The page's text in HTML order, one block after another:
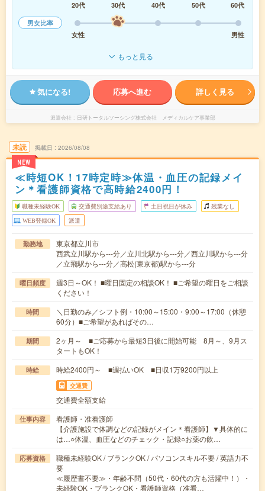
20代
30代 40代 50代
60代
男女比率
女性
男性
もっと見る
気になる! 応募へ進む 詳しく見る
派遣会社 日研トータルソーシング株式会社 メディカルケア事業部
未読
NEW
掲載日 2026/08/08
≪時短OK！17時定時≫体温・血圧の記録メイ
ン＊看護師資格で高時給2400円！
職種未経験OK 交通費別途支給あり 土日祝日が休み 残業なし
WEB登録OK 派遣
勤務地
東京都立川市
西武立川駅から---分／立川北駅から---分／西立川駅から---分
／立飛駅から---分／高松(東京都)駅から---分
曜日頻度
週3日～OK！ ■曜日固定の相談OK！ ■ご希望の曜日をご相談
ください！
時間
＼日勤のみ／シフト例・10:00～15:00・9:00～17:00（休憩
60分）■ご希望があればその…
期間
2ヶ月～ ■ご応募から最短3日後に開始可能 8月～、9月ス
タートもOK！
時給 時給2400円～ ■週払いOK ■日収1万9200円以上
交通費
交通費全額支給
仕事内容
看護師・准看護師
【介護施設で体調などの記録がメイン＊看護師】▼具体的に
は…○体温、血圧などのチェック・記録○お薬の飲…
応募資格
職種未経験OK / ブランクOK / パソコンスキル不要 / 英語力不
要
≪履歴書不要≫・年齢不問（50代・60代の方も活躍中！）・
未経験OK・ブランクOK・看護師資格（准看…